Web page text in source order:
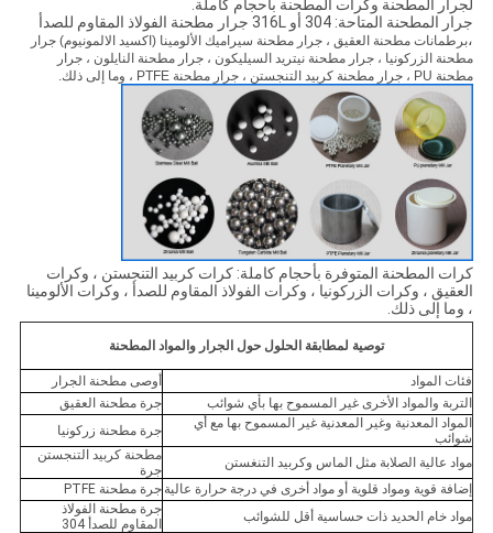
لجرار المطحنة وكرات المطحنة بأحجام كاملة.
جرار المطحنة المتاحة: 304 أو 316L جرار مطحنة الفولاذ المقاوم للصدأ
،برطمانات مطحنة العقيق ، جرار مطحنة سيراميك الألومينا (اكسيد الالمونيوم) جرار
مطحنة الزركونيا ، جرار مطحنة نيتريد السيليكون ، جرار مطحنة النايلون ، جرار
مطحنة PU ، جرار مطحنة كربيد التنجستن ، جرار مطحنة PTFE ، وما إلى ذلك.
كرات المطحنة المتوفرة بأحجام كاملة: كرات كربيد التنجستن ، وكرات
العقيق ، وكرات الزركونيا ، وكرات الفولاذ المقاوم للصدأ ، وكرات الألومينا
، وما إلى ذلك.
توصية لمطابقة الحلول حول الجرار والمواد المطحنة
فئات المواد
أوصى مطحنة الجرار
التربة والمواد الأخرى غير المسموح بها بأي شوائب
جرة مطحنة العقيق
المواد المعدنية وغير المعدنية غير المسموح بها مع أي
شوائب
جرة مطحنة زركونيا
مواد عالية الصلابة مثل الماس وكربيد التنغستن
مطحنة كربيد التنجستن
جرة
إضافة قوية ومواد قلوية أو مواد أخرى في درجة حرارة عالية جرة مطحنة PTFE
مواد خام الحديد ذات حساسية أقل للشوائب
جرة مطحنة الفولاذ
المقاوم للصدأ 304